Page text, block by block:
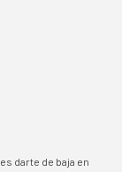
darte de baja en